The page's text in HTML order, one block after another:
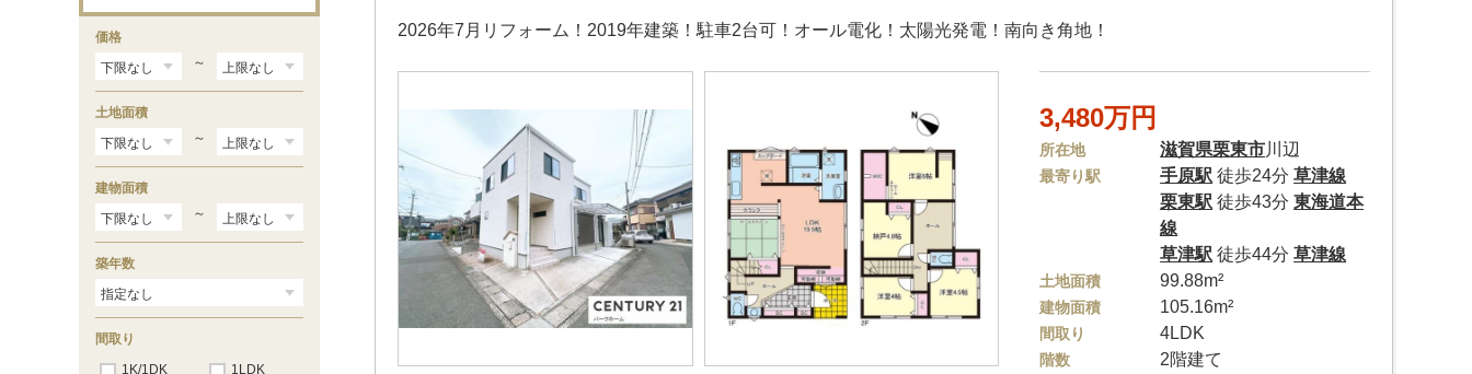
2026年7月リフォーム！2019年建築！駐車2台可！オール電化！太陽光発電！南向き角地！
3,480万円
所在地 滋賀県栗東市川辺
最寄り駅 手原駅 徒歩24分草津線
栗東駅 徒歩43分東海道本
線
草津駅 徒歩44分草津線
土地面積 99.88m²
建物面積 105.16m²
間取り 4LDK
階数 2階建て
価格
～
土地面積
～
建物面積
～
築年数
間取り
1K/1DK
1LDK